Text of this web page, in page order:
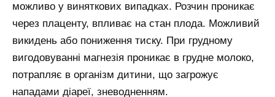
можливо у виняткових випадках. Розчин проникає
через плаценту, впливає на стан плода. Можливий
викидень або пониження тиску. При грудному
вигодовуванні магнезія проникає в грудне молоко,
потрапляє в організм дитини, що загрожує
нападами діареї, зневодненням.